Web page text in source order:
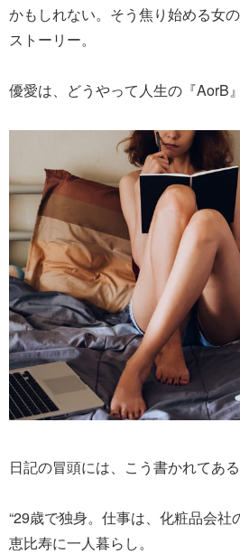
かもしれない。そう焦り始める女
ストーリー。
優愛は、どうやって人生の『AorB
日記の冒頭には、こう書かれてある
“29歳で独身。仕事は、化粧品会社
恵比寿に一人暮らし。